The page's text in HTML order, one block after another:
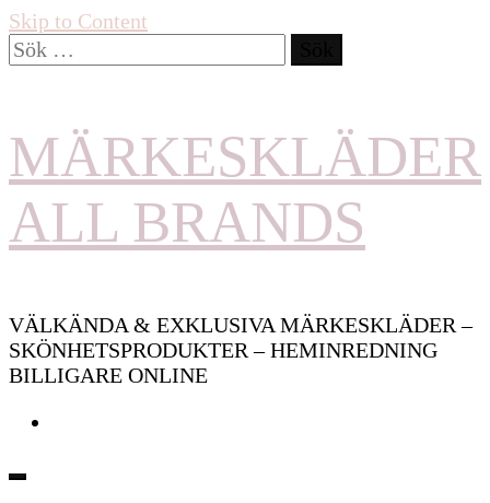
Skip to Content
Sök
efter:
MÄRKESKLÄDER
ALL BRANDS
VÄLKÄNDA & EXKLUSIVA MÄRKESKLÄDER –
SKÖNHETSPRODUKTER – HEMINREDNING
BILLIGARE ONLINE